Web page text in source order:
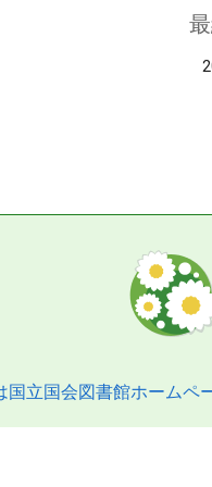
国立国会図書館ホームペ